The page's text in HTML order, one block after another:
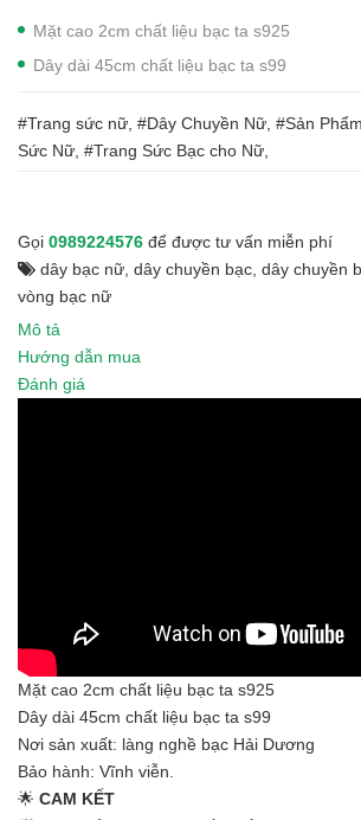
Mặt cao 2cm chất liệu bạc ta s925
Dây dài 45cm chất liệu bạc ta s99
#Trang sức nữ, #Dây Chuyền Nữ, #Sản
Sức Nữ, #Trang Sức Bạc cho Nữ,
Gọi 0989224576 để được tư vấn miễn phí
dây bạc nữ, dây chuyền bạc, dây chuyền
vòng bạc nữ
Mô tả
Hướng dẫn mua
Đánh giá
Mặt cao 2cm chất liệu bạc ta s925
Dây dài 45cm chất liệu bạc ta s99
Nơi sản xuất: làng nghề bạc Hải Dương
Bảo hành: Vĩnh viễn.
🌟 CAM KẾT